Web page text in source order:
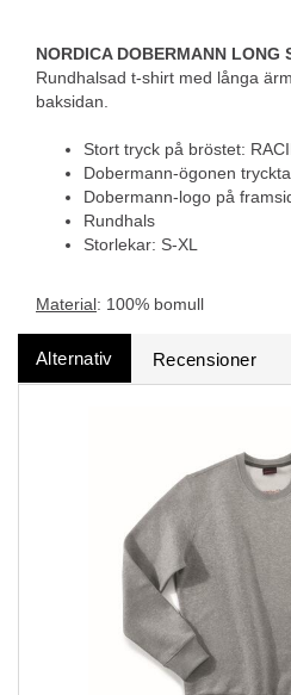
NORDICA DOBERMANN LONG
Rundhalsad t-shirt med långa
baksidan.
Stort tryck på bröstet:
Dobermann-ögonen
Dobermann-logo på
Rundhals
Storlekar: S-XL
Material: 100% bomull
Alternativ Recensioner